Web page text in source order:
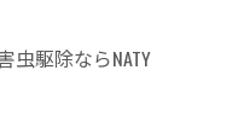
駆除ならNATY